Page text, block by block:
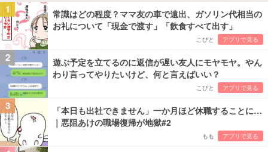
1
常識はどの程度？ママ友の車で遠出、ガソリン代相当の
お礼について「現金で渡す」「飲食すべて出す」
こびと アプリで見る
2
遊ぶ予定を立てるのに返信が遅い友人にモヤモヤ。やん
わり言ってやりたいけど、何と言えばいい？
こびと アプリで見る
3
「本日も出社できません」一か月ほど休職することに…
｜悪阻あけの職場復帰が地獄#2
もも アプリで見る